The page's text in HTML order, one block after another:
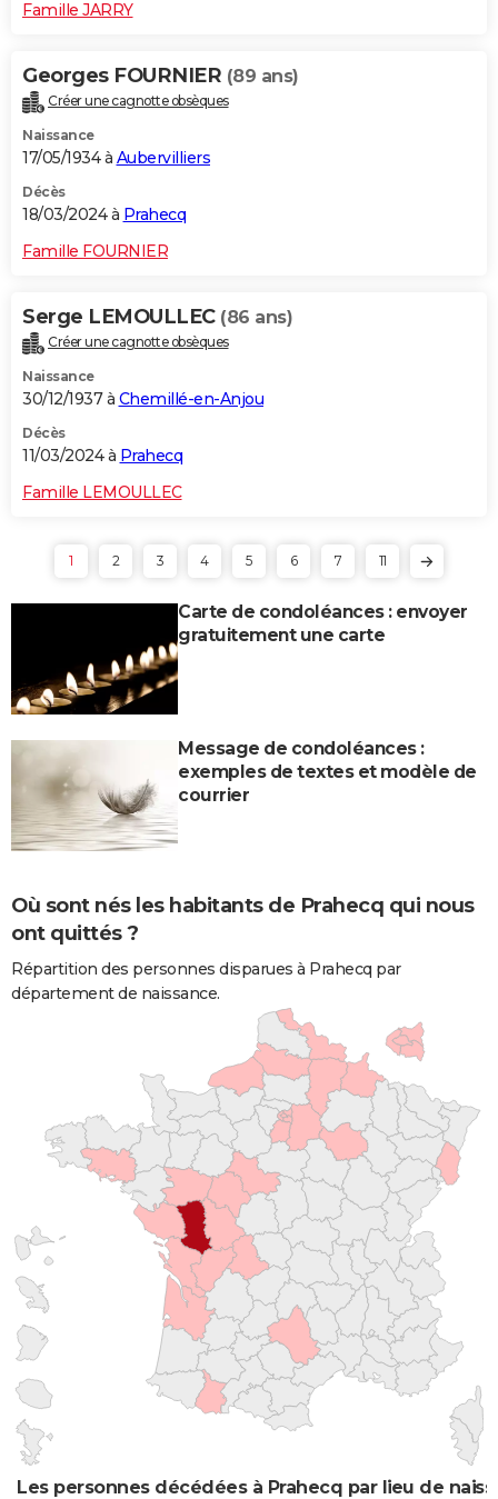
Famille JARRY
Georges FOURNIER (89 ans)
Créer une cagnotte obsèques
Naissance
17/05/1934 à Aubervilliers
Décès
18/03/2024 à Prahecq
Famille FOURNIER
Serge LEMOULLEC (86 ans)
Créer une cagnotte obsèques
Naissance
30/12/1937 à Chemillé-en-Anjou
Décès
11/03/2024 à Prahecq
Famille LEMOULLEC
1 2 3 4 5 6 7 11
Carte de condoléances : envoyer
gratuitement une carte
Message de condoléances :
exemples de textes et modèle de
courrier
Où sont nés les habitants de Prahecq qui nous
ont quittés ?
Répartition des personnes disparues à Prahecq par
département de naissance.
Les personnes décédées à Prahecq par lieu de